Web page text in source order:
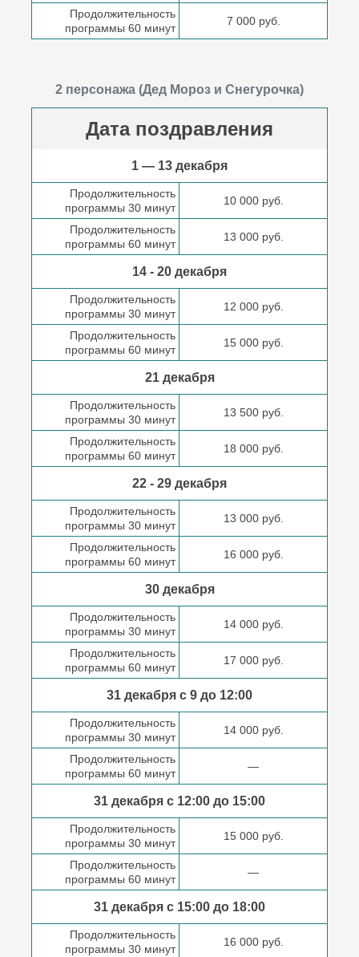
Продолжительность
программы 60 минут
7 000 руб.
2 персонажа (Дед Мороз и Снегурочка)
Дата поздравления
1 — 13 декабря
Продолжительность
программы 30 минут
10 000 руб.
Продолжительность
программы 60 минут
13 000 руб.
14 - 20 декабря
Продолжительность
программы 30 минут
12 000 руб.
Продолжительность
программы 60 минут
15 000 руб.
21 декабря
Продолжительность
программы 30 минут
13 500 руб.
Продолжительность
программы 60 минут
18 000 руб.
22 - 29 декабря
Продолжительность
программы 30 минут
13 000 руб.
Продолжительность
программы 60 минут
16 000 руб.
30 декабря
Продолжительность
программы 30 минут
14 000 руб.
Продолжительность
программы 60 минут
17 000 руб.
31 декабря с 9 до 12:00
Продолжительность
программы 30 минут
14 000 руб.
Продолжительность
программы 60 минут
—
31 декабря с 12:00 до 15:00
Продолжительность
программы 30 минут
15 000 руб.
Продолжительность
программы 60 минут
—
31 декабря с 15:00 до 18:00
Продолжительность
программы 30 минут
16 000 руб.